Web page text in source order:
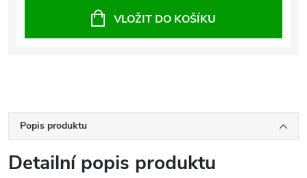
VLOŽIT DO KOŠÍKU
Popis produktu
Detailní popis produktu